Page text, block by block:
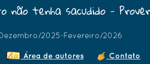
não tenha sacudido -
2025-Fevereiro/2026
Área de autores Contato